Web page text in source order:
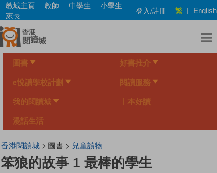
Skip
main
content
教城主頁 教師 中學生
小學生
家長
登入/註冊 | 繁 | English
圖書 好書推介
e悅讀學校計劃 閱讀服務
我的閱讀城 十本好讀
漫話生活
香港閱讀城> 圖書 > 兒童讀物
笨狼的故事 1 最棒的學生